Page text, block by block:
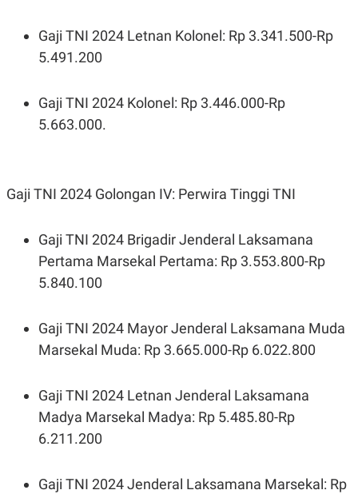
Gaji TNI 2024 Letnan Kolonel: Rp 3.341.500-Rp
5.491.200
Gaji TNI 2024 Kolonel: Rp 3.446.000-Rp
5.663.000.
Gaji TNI 2024 Golongan IV: Perwira Tinggi TNI
Gaji TNI 2024 Brigadir Jenderal Laksamana
Pertama Marsekal Pertama: Rp 3.553.800-Rp
5.840.100
Gaji TNI 2024 Mayor Jenderal Laksamana Muda
Marsekal Muda: Rp 3.665.000-Rp 6.022.800
Gaji TNI 2024 Letnan Jenderal Laksamana
Madya Marsekal Madya: Rp 5.485.80-Rp
6.211.200
Gaji TNI 2024 Jenderal Laksamana Marsekal: Rp